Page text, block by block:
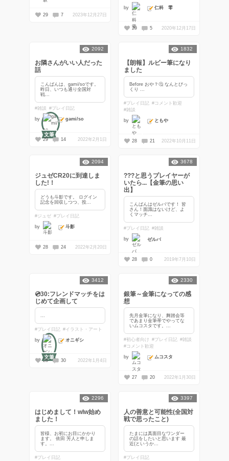
29 7 2023年12月27日
by 仁科 零
29 5 2020年12月17日
お隣さんがいい人だった
話
こんばんは、gami/soです。
昨日、いつも通り全国対
戦...
#雑談 #プレイ日記
by
文筆
gami/so
2092
29 14 2022年2月1日
【朗報】ルビー筆になり
ました
Before おや？🤔 なんとびっ
#プレイ日記 #コメント歓迎
#雑談
by ともや
1832
28 21 2022年10月11日
ジュゼCR20に到達しま
した!！
どうも斗影です。 ログイン
記念を回収しつつ、投...
#ジュゼ #プレイ日記
by 斗影
2094
28 24 2022年2月20日
???と思うプレイヤーが
いたら...【金筆の思い
出】
こんばんはゼルバです！ 皆
さん！面識はないけど、よ
くマッチ...
#プレイ日記 #雑談
by ゼルバ
3678
28 0 2019年7月10日
💿30:フレンドマッチをは
じめて企画して
#プレイ日記 #イラスト・アート
by
文筆
オニギシ
3412
28 30 2022年1月4日
銀筆～金筆になっての感
想
先月金筆になり、舞踏会等
であまり金筆帯でやってな
いムコスタです。...
#初心者向け #プレイ日記 #雑談
#コメント歓迎
by ムコスタ
2330
27 20 2022年1月30日
はじめまして！wlw始め
ました！
皆様、お初にお目にかかり
ます。 依田 芳人と申しま
す。...
#プレイ日記
2296
人の善意と可能性(全国対
戦で思ったこと)
たまには真面目なワンダー
の話をしたいと思います 最
近(というか...
#プレイ日記
3397